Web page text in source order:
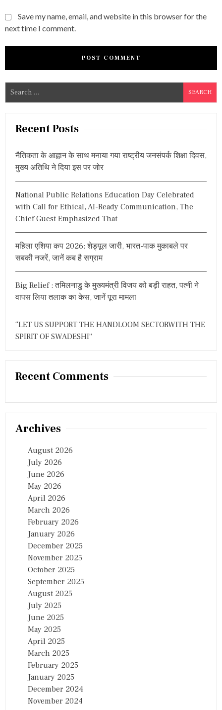
Save my name, email, and website in this browser for the
next time I comment.
a
Recent Posts
नैतिकता के आह्वान के साथ मनाया गया राष्ट्रीय जनसंपर्क शिक्षा दिवस,
मुख्य अतिथि ने दिया इस पर जोर
National Public Relations Education Day Celebrated
with Call for Ethical, AI-Ready Communication, The
Chief Guest Emphasized That
महिला एशिया कप 2026: शेड्यूल जारी, भारत-पाक मुकाबले पर
सबकी नजरें, जानें कब है सग्राम
Big Relief : तमिलनाडु के मुख्यमंत्री विजय को बड़ी राहत, पत्नी ने
वापस लिया तलाक का केस, जानें पूरा मामला
“LET US SUPPORT THE HANDLOOM SECTORWITH THE
SPIRIT OF SWADESHI”
Recent Comments
Archives
August 2026
July 2026
June 2026
May 2026
April 2026
March 2026
February 2026
January 2026
December 2025
November 2025
October 2025
September 2025
August 2025
July 2025
June 2025
May 2025
April 2025
March 2025
February 2025
January 2025
December 2024
November 2024